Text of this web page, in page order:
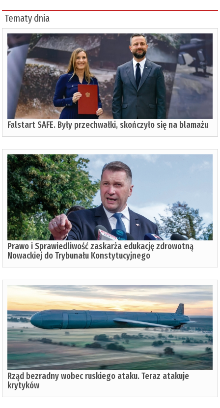
Tematy dnia
Falstart SAFE. Były przechwałki, skończyło się na blamażu
Prawo i Sprawiedliwość zaskarża edukację zdrowotną
Nowackiej do Trybunału Konstytucyjnego
Rząd bezradny wobec ruskiego ataku. Teraz atakuje
krytyków